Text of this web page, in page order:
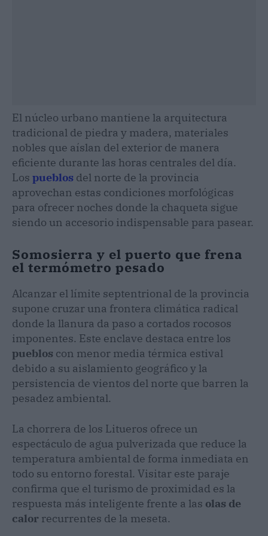
El núcleo urbano mantiene la arquitectura
tradicional de piedra y madera, materiales
nobles que aíslan del exterior de manera
eficiente durante las horas centrales del día.
Los pueblos del norte de la provincia
aprovechan estas condiciones morfológicas
para ofrecer noches donde la chaqueta sigue
siendo un accesorio indispensable para pasear.
Somosierra y el puerto que frena
el termómetro pesado
Alcanzar el límite septentrional de la provincia
supone cruzar una frontera climática radical
donde la llanura da paso a cortados rocosos
imponentes. Este enclave destaca entre los
pueblos con menor media térmica estival
debido a su aislamiento geográfico y la
persistencia de vientos del norte que barren la
pesadez ambiental.
La chorrera de los Litueros ofrece un
espectáculo de agua pulverizada que reduce la
temperatura ambiental de forma inmediata en
todo su entorno forestal. Visitar este paraje
confirma que el turismo de proximidad es la
respuesta más inteligente frente a las olas de
calor recurrentes de la meseta.